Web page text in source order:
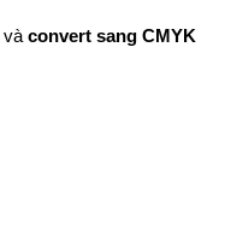
vàconvert sang CMYK